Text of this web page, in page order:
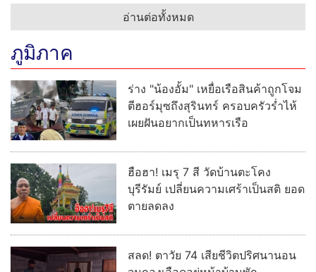
อ่านต่อทั้งหมด
ภูมิภาค
ร่าง "น้องอั้ม" เหยื่อเรือสินค้าถูกโจม
ตีฮอร์มุซถึงสุรินทร์ ครอบครัวร่ำไห้
เผยฝันอยากเป็นทหารเรือ
ฮือฮา! เมรุ 7 สี วัดบ้านตะโคง
บุรีรัมย์ เปลี่ยนความเศร้าเป็นสติ ยอด
ตายลดลง
สลด! ตาวัย 74 เสียชีวิตปริศนานอน